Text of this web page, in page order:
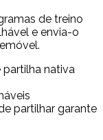
de treino
e envia-o
partilha nativa
partilhar garante